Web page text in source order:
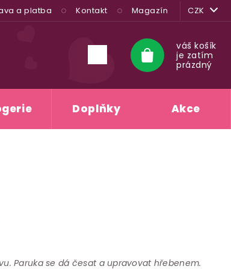
a platba Kontakt Magazín CZK
Nákupní
košík
váš košík
je zatím
prázdný
Doplňky Akce
Paruka se dá česat a upravovat hřebenem.